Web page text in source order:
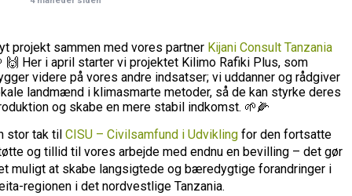
projekt sammen med vores partner Kijani Consult Tanzania
🙌 Her i april starter vi projektet Kilimo Rafiki Plus, som
videre på vores andre indsatser; vi uddanner og rådgiver
landmænd i klimasmarte metoder, så de kan styrke deres
og skabe en mere stabil indkomst. 🌱🌽
stor tak til CISU – Civilsamfund i Udvikling for den fortsatte
og tillid til vores arbejde med endnu en bevilling – det gør
muligt at skabe langsigtede og bæredygtige forandringer i
regionen i det nordvestlige Tanzania.